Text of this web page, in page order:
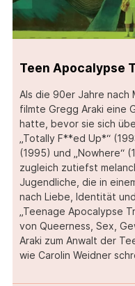
Teen Apocalypse
Als die 90er Jahre nach
filmte Gregg Araki eine
hatte, bevor sie sich
„Totally F**ed Up*“
(1995) und „Nowhere“
zugleich zutiefst
Jugendliche, die in
nach Liebe, Identität
„Teenage Apocalypse
von Queerness, Sex,
Araki zum Anwalt der
wie Carolin Weidner